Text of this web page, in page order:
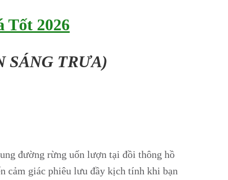
Tốt 2026
SÁNG TRƯA)
đường rừng uốn lượn tại đồi thông hồ
cảm giác phiêu lưu đầy kịch tính khi bạn